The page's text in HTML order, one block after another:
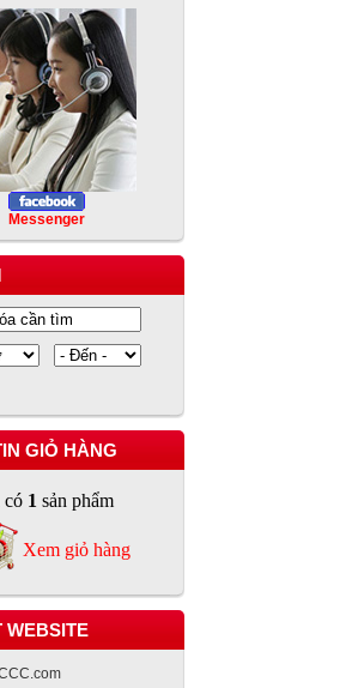
Messenger
GIỎ HÀNG
có 1 sản phẩm
Xem giỏ hàng
WEBSITE